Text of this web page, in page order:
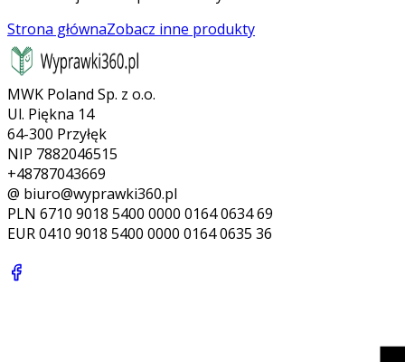
Strona głównaZobacz inne produkty
MWK Poland Sp. z o.o.
Ul. Piękna 14
64-300 Przyłęk
NIP 7882046515
+48787043669
@ biuro@wyprawki360.pl
PLN 6710 9018 5400 0000 0164 0634 69
EUR0410 9018 5400 0000 0164 0635 36